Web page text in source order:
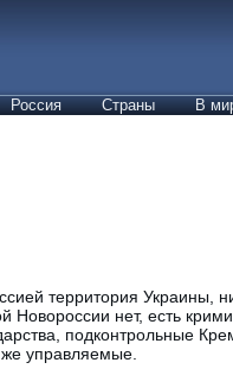
Россия Страны В
территория Украины,
Новороссии нет, есть
подконтрольные
управляемые.